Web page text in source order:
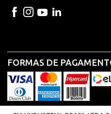
FORMAS DE